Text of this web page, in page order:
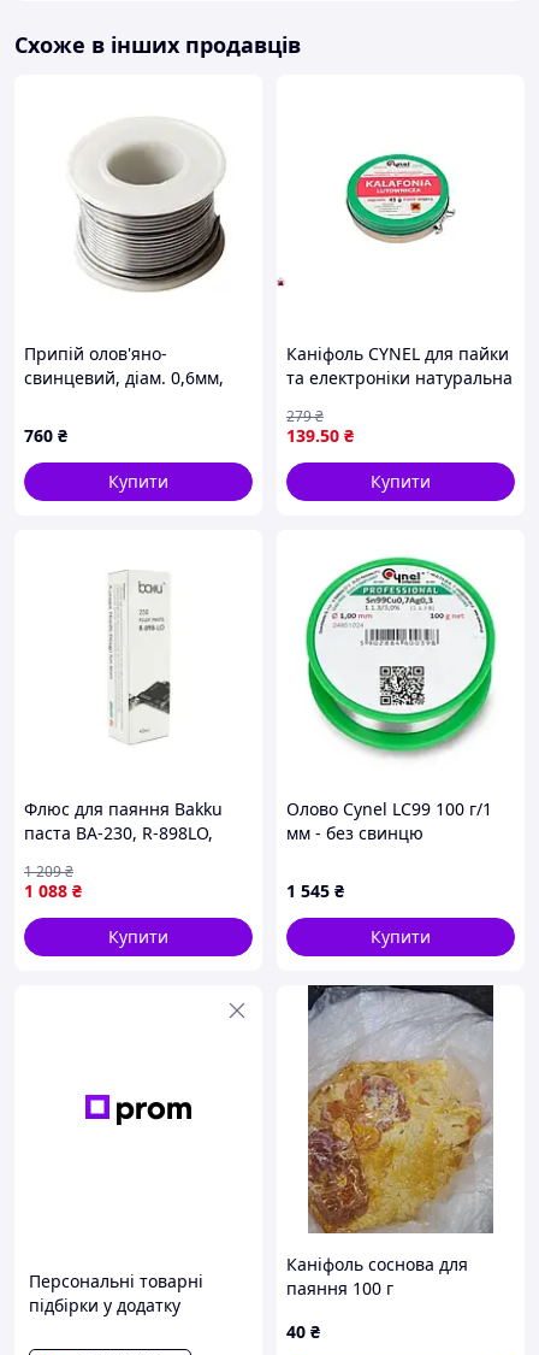
Схоже в інших продавців
Припій олов'яно-
свинцевий, діам. 0,6мм,
760 ₴
Купити
Каніфоль CYNEL для пайки
та електроніки натуральна
флюс
139.50 ₴
279₴
Купити
Флюс для паяння Bakku
паста BA-230, R-898LO,
1 088 ₴
1 209₴
Купити
Олово Cynel LC99 100 г/1
мм - без свинцю
1 545 ₴
Купити
Персональні товарні
підбірки у додатку
Каніфоль соснова для
паяння 100 г
40 ₴